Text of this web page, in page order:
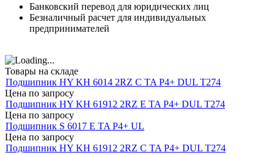
Банковский перевод для юридических лиц
Безналичный расчет для индивидуальных
предпринимателей
Товары на складе
Подшипник HY KH 6014 2RZ C TA P4+ DUL T274
Цена по запросу
Подшипник HY KH 61912 2RZ E TA P4+ DUL T274
Цена по запросу
Подшипник S 6017 E TA P4+ UL
Цена по запросу
Подшипник HY KH 61912 2RZ C TA P4+ DUL T274